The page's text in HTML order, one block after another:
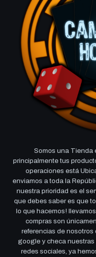
Somos una Tienda
principalmente tus
operaciones está
enviamos a toda la
nuestra prioridad es el
que debes saber es que
lo que hacemos!
compras son
referencias de nosotros
google y checa
redes sociales, ya